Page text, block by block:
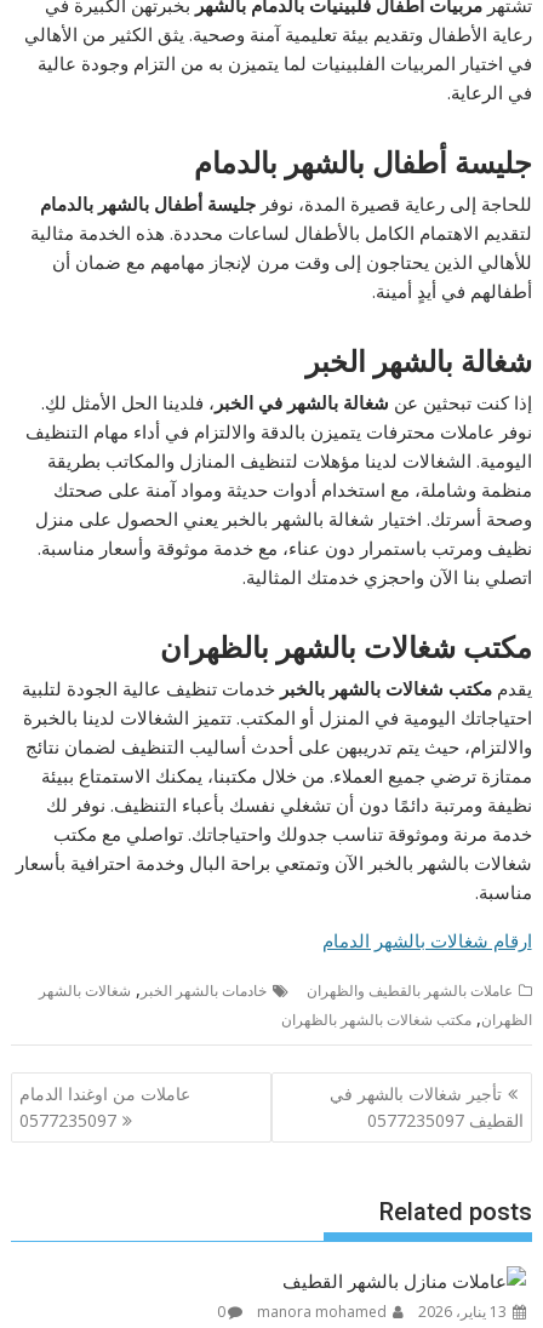
رعاية الأطفال وتقديم بيئة تعليمية آمنة وصحية. يثق الكثير من الأهالي
في اختيار المربيات الفلبينيات لما يتميزن به من التزام وجودة عالية
في الرعاية.
جليسة أطفال بالشهر بالدمام
للحاجة إلى رعاية قصيرة المدة، نوفرجليسة أطفال بالشهر بالدمام
لتقديم الاهتمام الكامل بالأطفال لساعات محددة. هذه الخدمة مثالية
للأهالي الذين يحتاجون إلى وقت مرن لإنجاز مهامهم مع ضمان أن
أطفالهم في أيدٍ أمينة.
شغالة بالشهر الخبر
إذا كنت تبحثين عن شغالة بالشهر في الخبر ، فلدينا الحل الأمثل لكِ.
نوفر عاملات محترفات يتميزن بالدقة والالتزام في أداء مهام التنظيف
اليومية. الشغالات لدينا مؤهلات لتنظيف المنازل والمكاتب بطريقة
منظمة وشاملة، مع استخدام أدوات حديثة ومواد آمنة على صحتك
وصحة أسرتك. اختيار شغالة بالشهر بالخبر يعني الحصول على منزل
نظيف ومرتب باستمرار دون عناء، مع خدمة موثوقة وأسعار مناسبة.
اتصلي بنا الآن واحجزي خدمتك المثالية.
مكتب شغالات بالشهر بالظهران
يقدممكتب شغالات بالشهر بالخبر خدمات تنظيف عالية الجودة لتلبية
احتياجاتك اليومية في المنزل أو المكتب. تتميز الشغالات لدينا بالخبرة
والالتزام، حيث يتم تدريبهن على أحدث أساليب التنظيف لضمان نتائج
ممتازة ترضي جميع العملاء. من خلال مكتبنا، يمكنك الاستمتاع ببيئة
نظيفة ومرتبة دائمًا دون أن تشغلي نفسك بأعباء التنظيف. نوفر لك
خدمة مرنة وموثوقة تناسب جدولك واحتياجاتك. تواصلي مع مكتب
شغالات بالشهر بالخبر الآن وتمتعي براحة البال وخدمة احترافية بأسعار
مناسبة.
ارقام شغالات بالشهر الدمام
عاملات بالشهر بالقطيف والظهران خادمات بالشهر الخبر , شغالات بالشهر
الظهران,مكتب شغالات بالشهر بالظهران
تصفّح
المقالات
تأجير شغالات بالشهر في
القطيف 0577235097
عاملات من اوغندا الدمام
0577235097
Related posts
0